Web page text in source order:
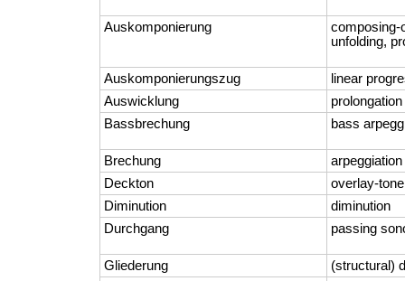
Auskomponierung
composing-
unfolding,
Auskomponierungszug
linear
Auswicklung
prolongation
Bassbrechung
bass
Brechung
arpeggiation
Deckton
overlay-tone
Diminution
diminution
Durchgang
passing
Gliederung
(structural)